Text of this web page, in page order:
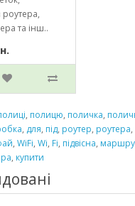
роутера,
та інш..
, полицю, поличка,
, для, під, роутер, роутера,
, WiFi, Wi, Fi, підвісна,
, купити